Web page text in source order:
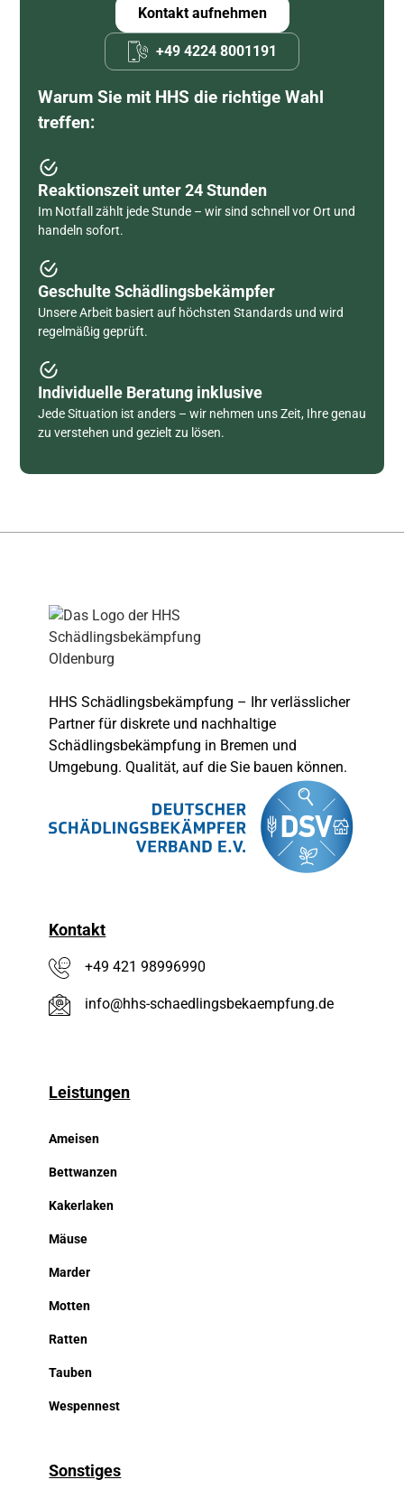
Kontakt aufnehmen
+49 4224 8001191
Warum Sie mit HHS die richtige Wahl
treffen:
Reaktionszeit unter 24 Stunden
Im Notfall zählt jede Stunde – wir sind schnell vor Ort und
handeln sofort.
Geschulte Schädlingsbekämpfer
Unsere Arbeit basiert auf höchsten Standards und wird
regelmäßig geprüft.
Individuelle Beratung inklusive
Jede Situation ist anders – wir nehmen uns Zeit, Ihre genau
zu verstehen und gezielt zu lösen.
HHS Schädlingsbekämpfung – Ihr verlässlicher
Partner für diskrete und nachhaltige
Schädlingsbekämpfung in Bremen und
Umgebung. Qualität, auf die Sie bauen können.
Kontakt
+49 421 98996990
info@hhs-schaedlingsbekaempfung.de
Leistungen
Ameisen
Bettwanzen
Kakerlaken
Mäuse
Marder
Motten
Ratten
Tauben
Wespennest
Sonstiges